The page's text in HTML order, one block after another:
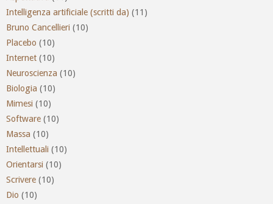
Intelligenza artificiale (scritti da) (11)
Bruno Cancellieri (10)
Placebo (10)
Internet (10)
Neuroscienza (10)
Biologia (10)
Mimesi (10)
Software (10)
Massa (10)
Intellettuali (10)
Orientarsi (10)
Scrivere (10)
Dio (10)